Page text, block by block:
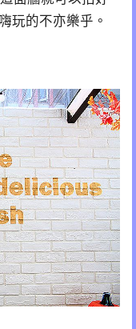
玩的不亦樂乎。